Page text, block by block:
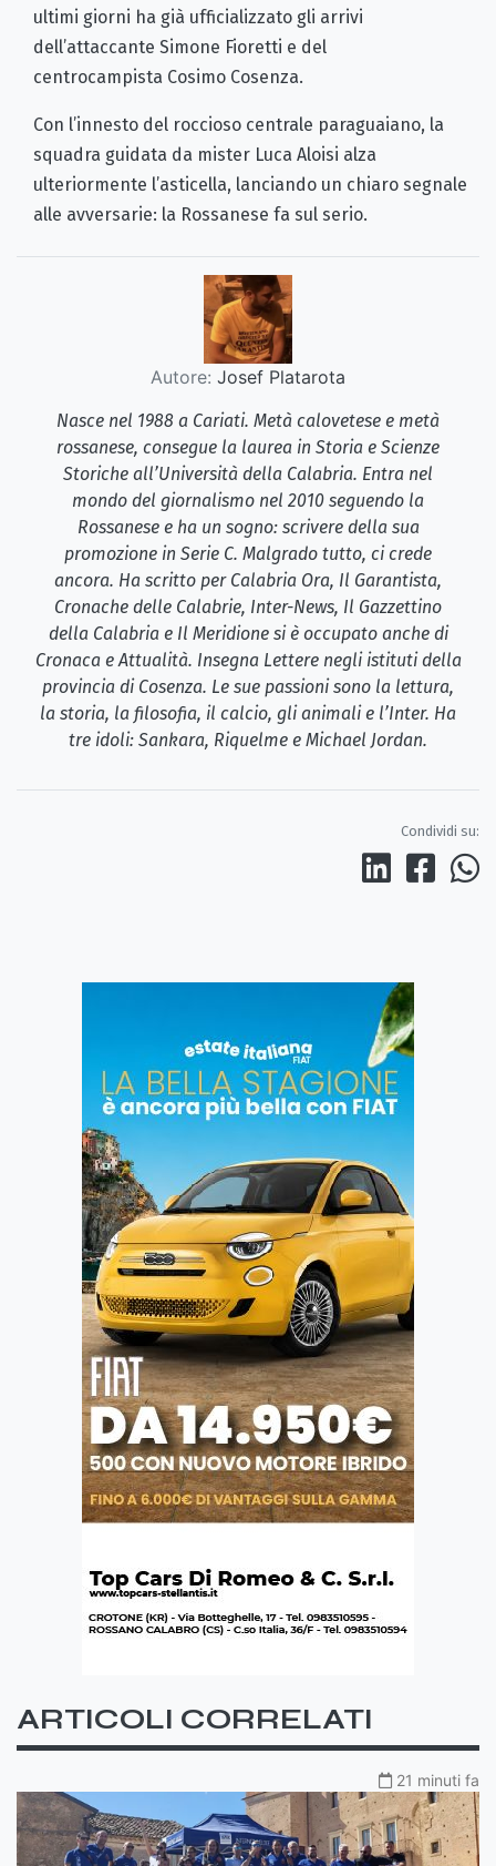
ultimi giorni ha già ufficializzato gli arrivi
dell’attaccante Simone Fioretti e del
centrocampista Cosimo Cosenza.
Con l’innesto del roccioso centrale paraguaiano, la
squadra guidata da mister Luca Aloisi alza
ulteriormente l’asticella, lanciando un chiaro segnale
alle avversarie: la Rossanese fa sul serio.
Autore: Josef Platarota
Nasce nel 1988 a Cariati. Metà calovetese e metà
rossanese, consegue la laurea in Storia e Scienze
Storiche all’Università della Calabria. Entra nel
mondo del giornalismo nel 2010 seguendo la
Rossanese e ha un sogno: scrivere della sua
promozione in Serie C. Malgrado tutto, ci crede
ancora. Ha scritto per Calabria Ora, Il Garantista,
Cronache delle Calabrie, Inter-News, Il Gazzettino
della Calabria e Il Meridione si è occupato anche di
Cronaca e Attualità. Insegna Lettere negli istituti della
provincia di Cosenza. Le sue passioni sono la lettura,
la storia, la filosofia, il calcio, gli animali e l’Inter. Ha
tre idoli: Sankara, Riquelme e Michael Jordan.
Condividi su:
ARTICOLI CORRELATI
21 minuti fa